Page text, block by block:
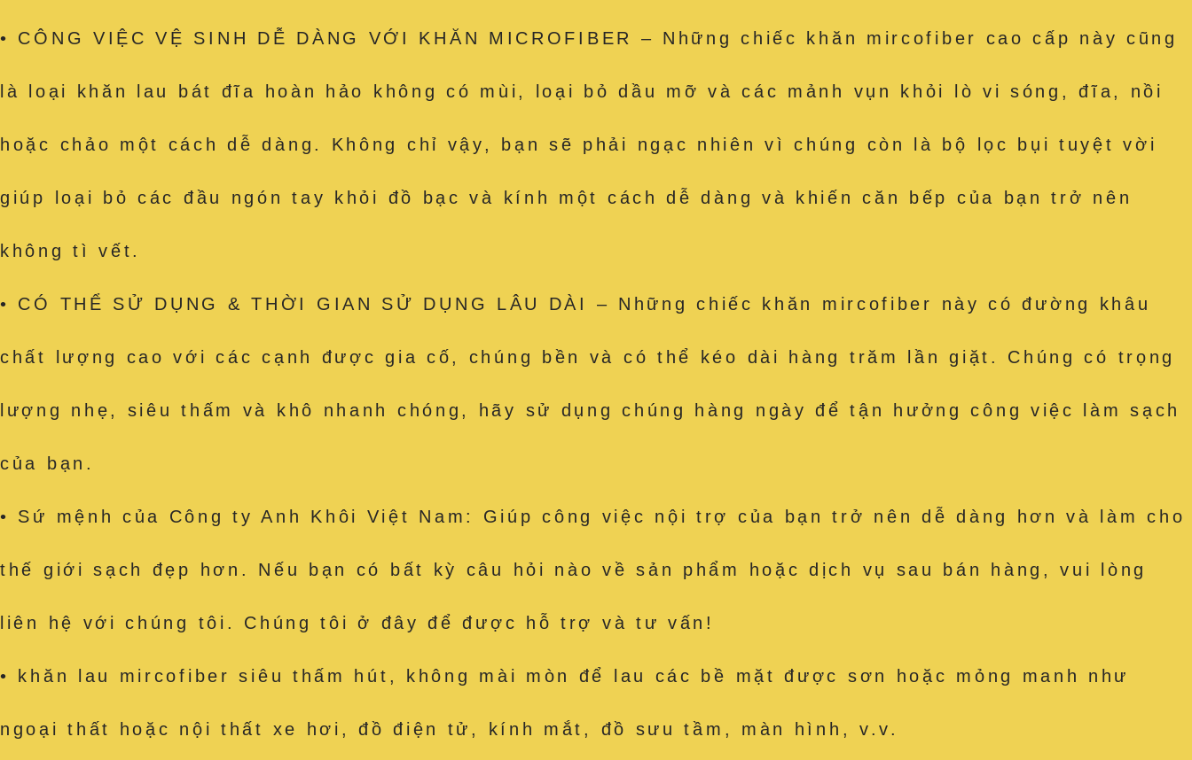
• CÔNG VIỆC VỆ SINH DỄ DÀNG VỚI KHĂN MICROFIBER – Những chiếc khăn mircofiber cao cấp này cũng
là loại khăn lau bát đĩa hoàn hảo không có mùi, loại bỏ dầu mỡ và các mảnh vụn khỏi lò vi sóng, đĩa, nồi
hoặc chảo một cách dễ dàng. Không chỉ vậy, bạn sẽ phải ngạc nhiên vì chúng còn là bộ lọc bụi tuyệt vời
giúp loại bỏ các đầu ngón tay khỏi đồ bạc và kính một cách dễ dàng và khiến căn bếp của bạn trở nên
không tì vết.
• CÓ THỂ SỬ DỤNG & THỜI GIAN SỬ DỤNG LÂU DÀI – Những chiếc khăn mircofiber này có đường khâu
chất lượng cao với các cạnh được gia cố, chúng bền và có thể kéo dài hàng trăm lần giặt. Chúng có trọng
lượng nhẹ, siêu thấm và khô nhanh chóng, hãy sử dụng chúng hàng ngày để tận hưởng công việc làm sạch
của bạn.
• Sứ mệnh của Công ty Anh Khôi Việt Nam: Giúp công việc nội trợ của bạn trở nên dễ dàng hơn và làm cho
thế giới sạch đẹp hơn. Nếu bạn có bất kỳ câu hỏi nào về sản phẩm hoặc dịch vụ sau bán hàng, vui lòng
liên hệ với chúng tôi. Chúng tôi ở đây để được hỗ trợ và tư vấn!
• khăn lau mircofiber siêu thấm hút, không mài mòn để lau các bề mặt được sơn hoặc mỏng manh như
ngoại thất hoặc nội thất xe hơi, đồ điện tử, kính mắt, đồ sưu tầm, màn hình, v.v.